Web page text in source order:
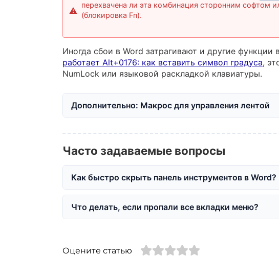
перехвачена ли эта комбинация сторонним софтом
(блокировка Fn).
Иногда сбои в Word затрагивают и другие функции
работает Alt+0176: как вставить символ градуса,
NumLock или языковой раскладкой клавиатуры.
Дополнительно: Макрос для управления лентой
Часто задаваемые вопросы
Как быстро скрыть панель инструментов в Word?
Что делать, если пропали все вкладки меню?
Оцените статью